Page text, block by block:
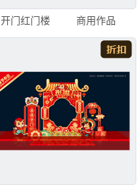
开门红门楼 商用作品